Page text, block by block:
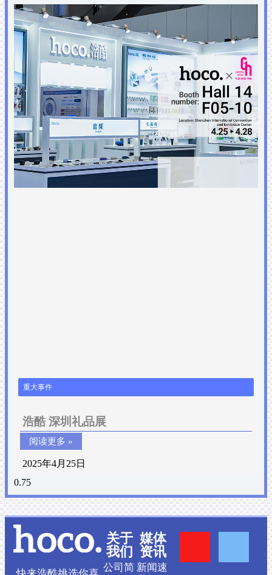
重大事件
浩酷 深圳礼品展
阅读更多 »
2025年4月25日
关于
我们
公司简
媒体
资讯
新闻速